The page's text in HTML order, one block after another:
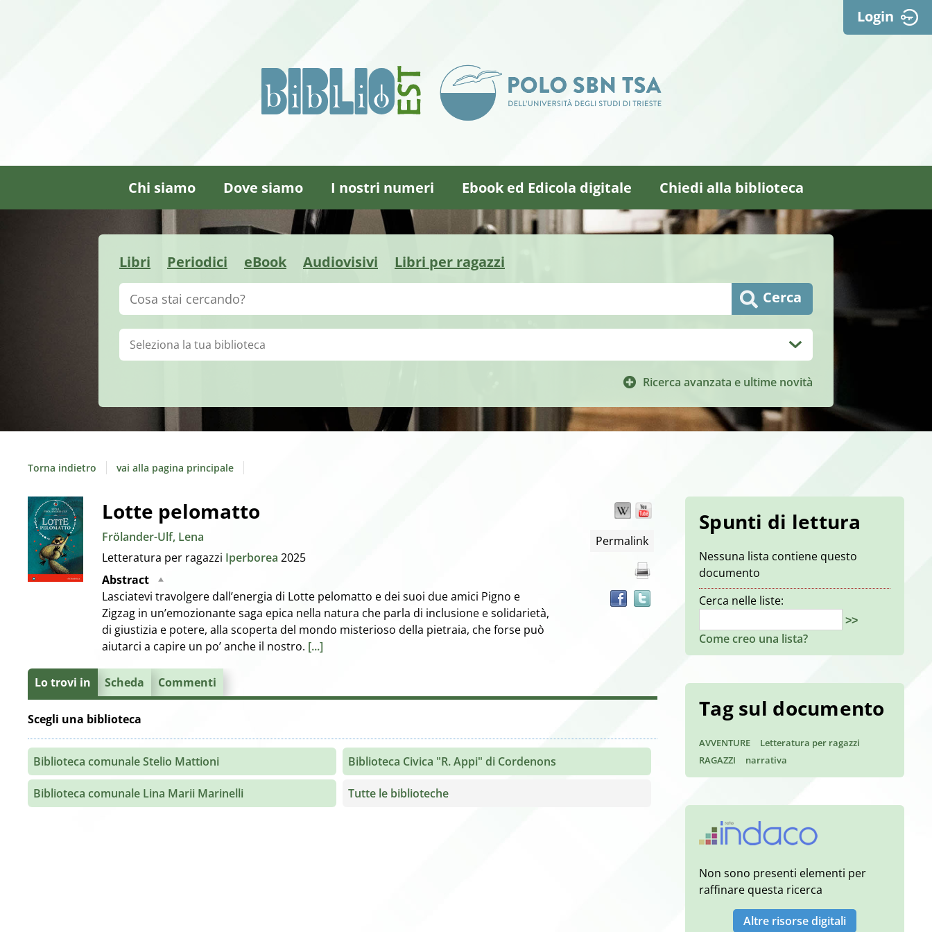
Login
Chi siamo Dove siamo I nostri numeri Ebook ed Edicola digitale Chiedi alla biblioteca
Libri Periodici eBook Audiovisivi Libri per ragazzi
Cerca su "Catalogo" Cerca
Ricerca avanzata e ultime novità
Biblioteca:
Torna indietro vai alla pagina principale
Dettaglio
del
documento
Wikipedia
Permalink
Lotte pelomatto
Frölander-Ulf, Lena
Letteratura per ragazzi Iperborea 2025
Abstract
Lasciatevi travolgere dall’energia di Lotte pelomatto e dei suoi due amici Pigno e
Zigzag in un’emozionante saga epica nella natura che parla di inclusione e solidarietà,
di giustizia e potere, alla scoperta del mondo misterioso della pietraia, che forse può
aiutarci a capire un po’ anche il nostro. [...]
Lo trovi in Scheda Commenti
Scegli una biblioteca
Biblioteca comunale Stelio Mattioni Biblioteca Civica "R. Appi" di Cordenons
Biblioteca comunale Lina Marii Marinelli Tutte le biblioteche
Spunti di lettura
Nessuna lista contiene questo
documento
Cerca nelle liste:
>>
Come creo una lista?
Tag sul documento
AVVENTURE
Letteratura per ragazzi
RAGAZZI
narrativa
Non sono presenti elementi per
raffinare questa ricerca
Altre risorse digitali